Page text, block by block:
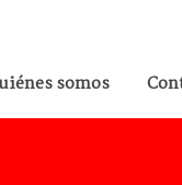
somos